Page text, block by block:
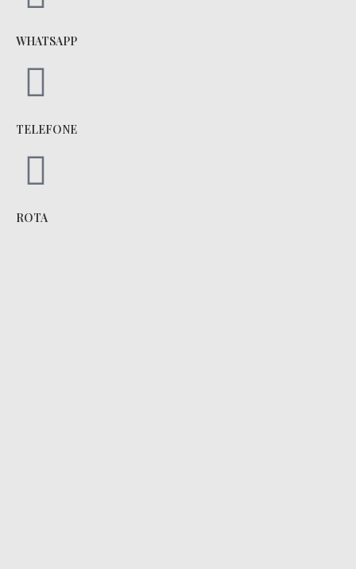
WHATSAPP
TELEFONE
ROTA